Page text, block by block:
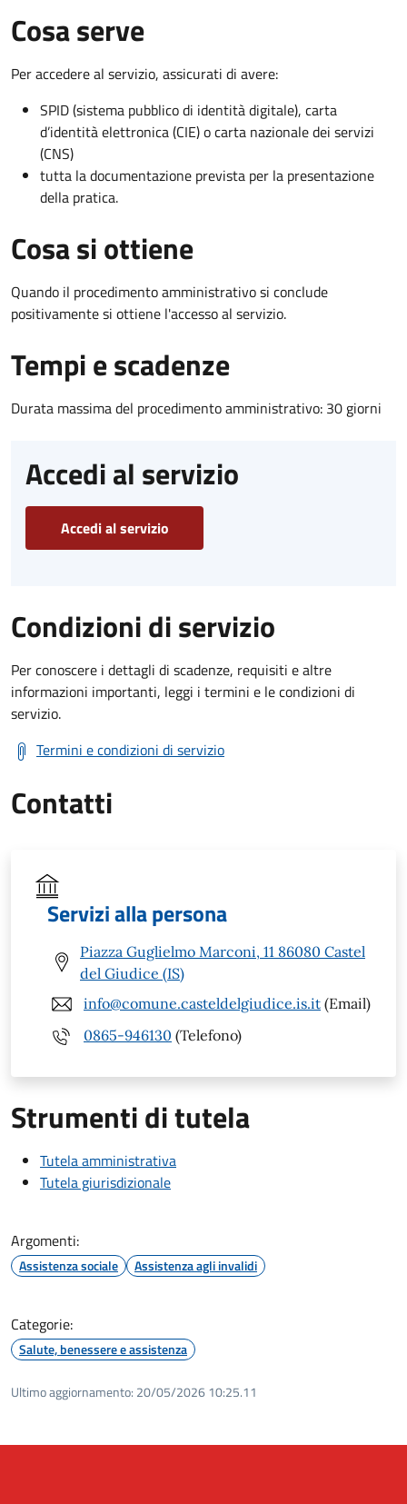
Cosa serve
Per accedere al servizio, assicurati di avere:
SPID (sistema pubblico di identità digitale), carta
d’identità elettronica (CIE) o carta nazionale dei servizi
(CNS)
tutta la documentazione prevista per la presentazione
della pratica.
Cosa si ottiene
Quando il procedimento amministrativo si conclude
positivamente si ottiene l'accesso al servizio.
Tempi e scadenze
Durata massima del procedimento amministrativo: 30 giorni
Accedi al servizio
Accedi al servizio
Condizioni di servizio
Per conoscere i dettagli di scadenze, requisiti e altre
informazioni importanti, leggi i termini e le condizioni di
servizio.
Termini e condizioni di servizio
Contatti
Servizi alla persona
Piazza Guglielmo Marconi, 11 86080 Castel
del Giudice (IS)
info@comune.casteldelgiudice.is.it (Email)
0865-946130 (Telefono)
Strumenti di tutela
Tutela amministrativa
Tutela giurisdizionale
Argomenti:
Assistenza sociale Assistenza agli invalidi
Categorie:
Salute, benessere e assistenza
Ultimo aggiornamento: 20/05/2026 10:25.11